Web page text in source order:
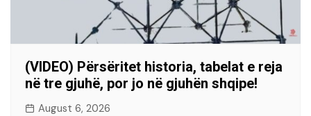
(VIDEO) Përsëritet historia, tabelat e reja
në tre gjuhë, por jo në gjuhën shqipe!
August 6, 2026